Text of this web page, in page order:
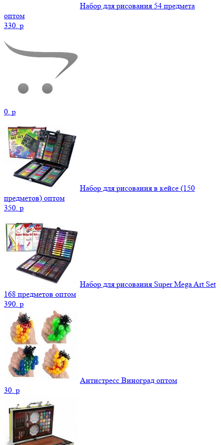
Набор для рисования 54 предмета
оптом
330. p
0. p
Набор для рисования в кейсе (150
предметов) оптом
350. p
Набор для рисования Super Mega Art Set
168 предметов оптом
390. p
Антистресс Виноград оптом
30. p